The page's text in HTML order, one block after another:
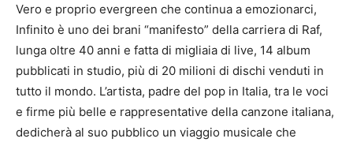
Vero e proprio evergreen che continua a emozionarci,
Infinito è uno dei brani “manifesto” della carriera di Raf,
lunga oltre 40 anni e fatta di migliaia di live, 14 album
pubblicati in studio, più di 20 milioni di dischi venduti in
tutto il mondo. L’artista, padre del pop in Italia, tra le voci
e firme più belle e rappresentative della canzone italiana,
dedicherà al suo pubblico un viaggio musicale che